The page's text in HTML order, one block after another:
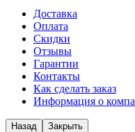
Доставка
Оплата
Скидки
Отзывы
Гарантии
Контакты
Как сделать заказ
Информация о
Назад Закрыть